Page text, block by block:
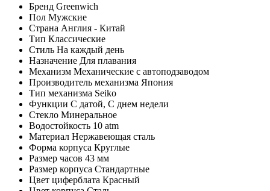
Бренд Greenwich
Пол Мужские
Страна Англия - Китай
Тип Классические
Стиль На каждый день
Назначение Для плавания
Механизм Механические с автоподзаводом
Производитель механизма Япония
Тип механизма Seiko
Функции С датой, С днем недели
Стекло Минеральное
Водостойкость 10 atm
Материал Нержавеющая сталь
Форма корпуса Круглые
Размер часов 43 мм
Размер корпуса Стандартные
Цвет циферблата Красный